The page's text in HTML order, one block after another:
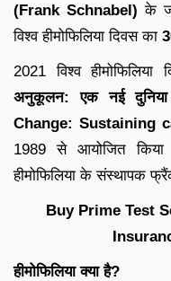
(Frank Schnabel) के
विश्व हीमोफिलिया दिवस का
2021 विश्व
अनुकूलन: एक नई
Change: Sustaining
1989 से आयोजित
हीमोफिलिया के संस्थापक
Buy Prime Test
हीमोफिलिया क्या है?